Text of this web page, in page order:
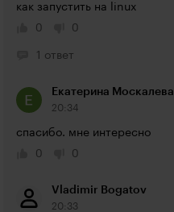
как запустить на linux
0
0
1 ответ
Екатерина Москалева
20:34
спасибо. мне интересно
0
0
Vladimir Bogatov
20:33